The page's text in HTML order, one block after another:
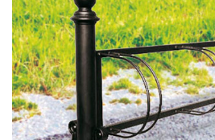
REFERENTIES
CONTACT